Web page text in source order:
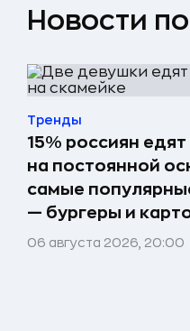
Новости
Тренды
15% россиян
на постоянной
самые
— бургеры и
06 августа 2026, 20:00